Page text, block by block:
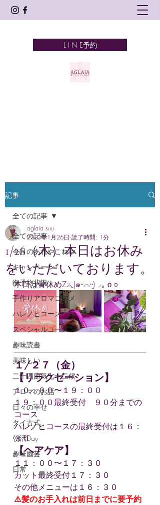
L I N E予約
記事
全ての記事
今月のあれやこれや
キャンペーン
御予約状況
手作りアロマコスメ
ハレノヒコースの日
スペシャルコース
趣味読書
美味しい
二十四節気七十二候
アロマのお話
日々の幸せ
タイ古式
朝活Day
趣味園芸
日常
全ての記事
1/26（木）本日はお休み
をいただいております。
aglaia suu
2023年1月26日 読了時間: 1分
本日は骨休めZz◟(๑ᵕ⌓ᵕ̤)◞｡ｏ○
１/２７（金）
【リラクゼーション】
１０：００〜１９：００
１９：００最終受付　９０分までの
コース
ハレノヒコースの最終受付は１６：
３０
【ヘアケア】
１１：００〜１７：３０
カット最終受付１７：３０
その他メニューは１６：３０
⚠️髪のお手入れは前日までに要予約